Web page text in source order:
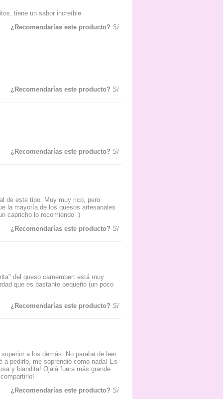
tiene un sabor increíble
¿Recomendarías este producto? Sí
¿Recomendarías este producto? Sí
¿Recomendarías este producto? Sí
de este tipo. Muy muy rico, pero
la mayoría de los quesos artesanales
capricho lo recomiendo :)
¿Recomendarías este producto? Sí
del queso camembert está muy
que es bastante pequeño (un poco
¿Recomendarías este producto? Sí
a los demás. No paraba de leer
a pedirlo, me soprendió como nada! Es
y blandita! Ojalá fuera más grande
¿Recomendarías este producto? Sí